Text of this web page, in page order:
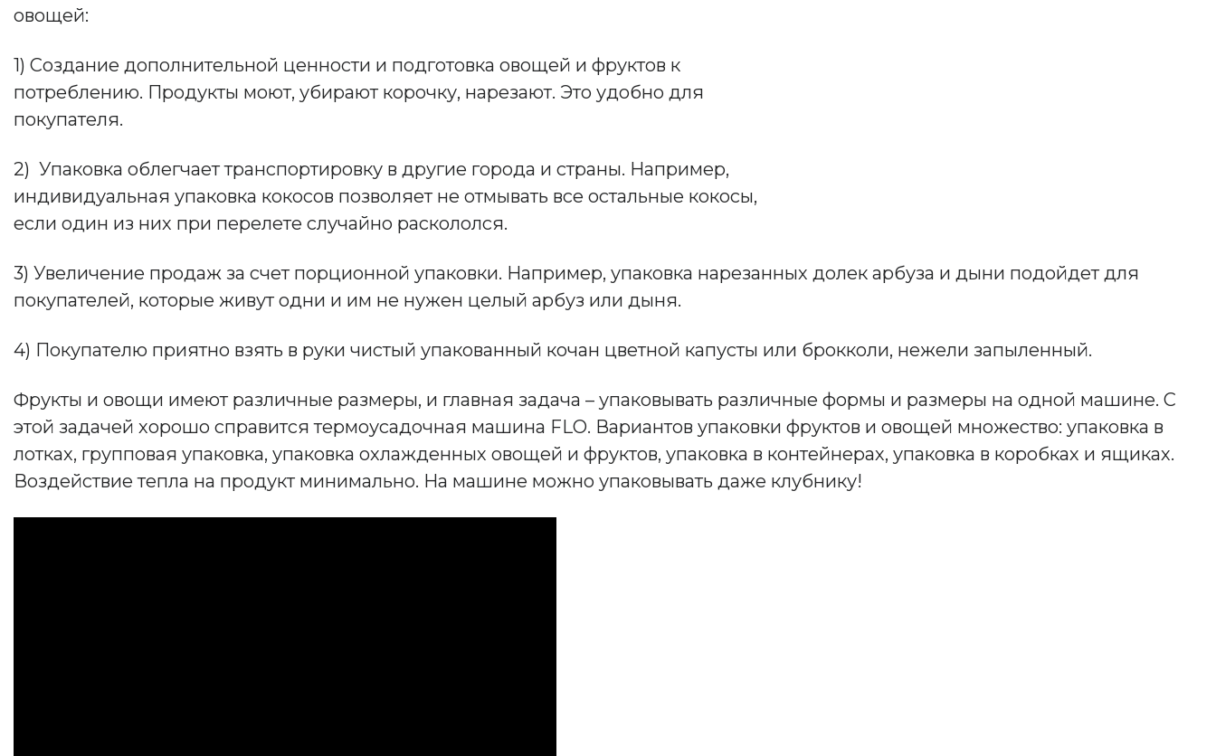
овощей:
1) Создание дополнительной ценности и подготовка овощей и фруктов к
потреблению. Продукты моют, убирают корочку, нарезают. Это удобно для
покупателя.
2) Упаковка облегчает транспортировку в другие города и страны. Например,
индивидуальная упаковка кокосов позволяет не отмывать все остальные кокосы,
если один из них при перелете случайно раскололся.
3) Увеличение продаж за счет порционной упаковки. Например, упаковка нарезанных долек арбуза и дыни подойдет для
покупателей, которые живут одни и им не нужен целый арбуз или дыня.
4) Покупателю приятно взять в руки чистый упакованный кочан цветной капусты или брокколи, нежели запыленный.
Фрукты и овощи имеют различные размеры, и главная задача – упаковывать различные формы и размеры на одной машине. С
этой задачей хорошо справится термоусадочная машина FLO. Вариантов упаковки фруктов и овощей множество: упаковка в
лотках, групповая упаковка, упаковка охлажденных овощей и фруктов, упаковка в контейнерах, упаковка в коробках и ящиках.
Воздействие тепла на продукт минимально. На машине можно упаковывать даже клубнику!